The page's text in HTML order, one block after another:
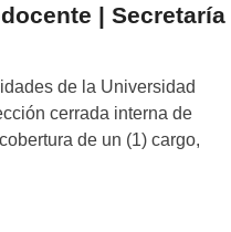
| Secretaría
de la Universidad
cerrada interna de
de un (1) cargo,